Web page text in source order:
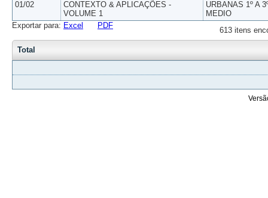
01/02
CONTEXTO & APLICAÇÕES -
VOLUME 1
URBANAS 1º A
MEDIO
613 itens
Exportar para: Excel PDF
Total